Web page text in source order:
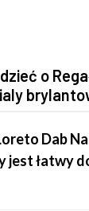
o
Dab
jest łatwy